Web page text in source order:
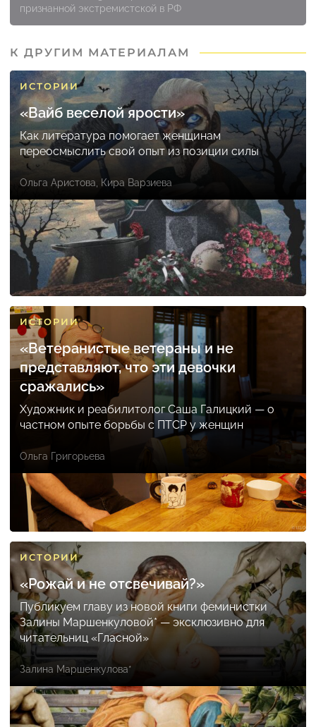
признанной экстремистской в РФ
К ДРУГИМ МАТЕРИАЛАМ
ИСТОРИИ
«Вайб веселой ярости»
Как литература помогает женщинам
переосмыслить свой опыт из позиции силы
Ольга Аристова, Кира Варзиева
ИСТОРИИ
«Ветеранистые ветераны и не
представляют, что эти девочки
сражались»
Художник и реабилитолог Саша Галицкий — о
частном опыте борьбы с ПТСР у женщин
Ольга Григорьева
ИСТОРИИ
«Рожай и не отсвечивай?»
Публикуем главу из новой книги феминистки
Залины Маршенкуловой* — эксклюзивно для
читательниц «Гласной»
Залина Маршенкулова*